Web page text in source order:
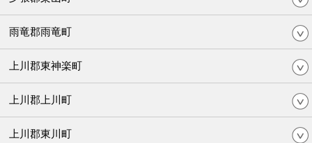
雨竜郡雨竜町
上川郡東神楽町
上川郡上川町
上川郡東川町